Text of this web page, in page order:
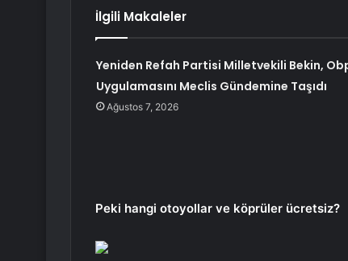
İlgili Makaleler
Yeniden Refah Partisi Milletvekili Bekin,
Uygulamasını Meclis Gündemine Taşıdı
Ağustos 7, 2026
Peki hangi otoyollar ve köprüler ücretsiz?